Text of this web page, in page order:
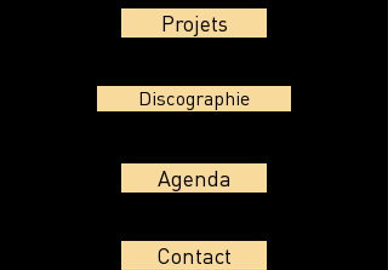
Projets
Discographie
Agenda
Contact